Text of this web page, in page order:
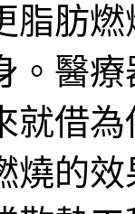
脂肪
。醫
就借
燒的